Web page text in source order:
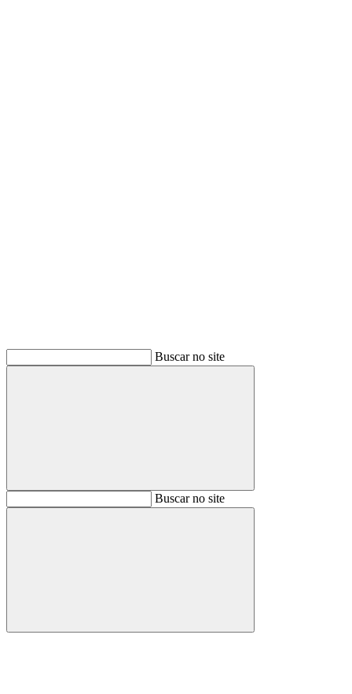
Buscar no site
BuscarBuscar no site
Buscar